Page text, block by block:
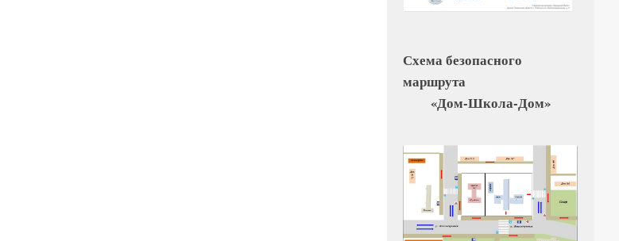
Схема безопасного
маршрута
«Дом-Школа-Дом»